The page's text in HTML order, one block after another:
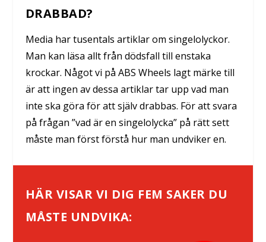
DRABBAD?
Media har tusentals artiklar om singelolyckor.
Man kan läsa allt från dödsfall till enstaka
krockar. Något vi på ABS Wheels lagt märke till
är att ingen av dessa artiklar tar upp vad man
inte ska göra för att själv drabbas. För att svara
på frågan ”vad är en singelolycka” på rätt sett
måste man först förstå hur man undviker en.
HÄR VISAR VI DIG FEM SAKER DU
MÅSTE UNDVIKA: